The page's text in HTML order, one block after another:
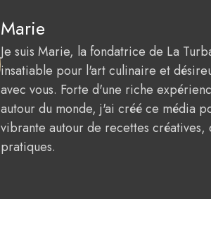
Marie
Je suis Marie, la fondatrice de La
insatiable pour l'art culinaire et
avec vous. Forte d'une riche
autour du monde, j'ai créé ce média
vibrante autour de recettes créatives,
pratiques.